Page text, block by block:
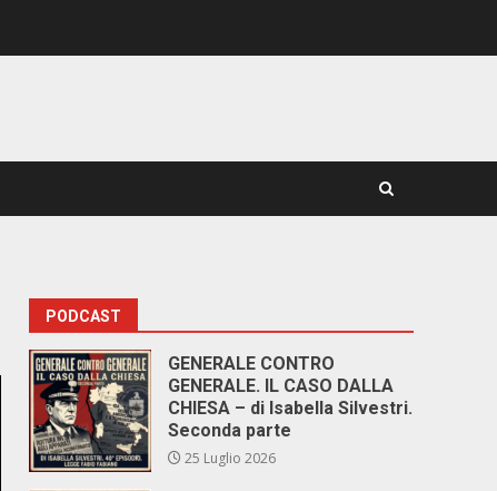
PODCAST
GENERALE CONTRO
GENERALE. IL CASO DALLA
CHIESA – di Isabella Silvestri.
Seconda parte
25 Luglio 2026